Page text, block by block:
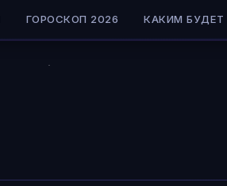
ГОРОСКОП 2026 КАКИМ БУДЕТ